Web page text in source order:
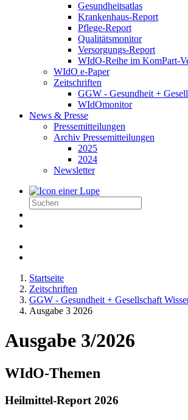
Gesundheitsatlas
Krankenhaus-Report
Pflege-Report
Qualitätsmonitor
Versorgungs-Report
WIdO-Reihe im KomPart-
WIdO e-Paper
Zeitschriften
GGW - Gesundheit +
WIdOmonitor
News & Presse
Pressemitteilungen
Archiv Pressemitteilungen
2025
2024
Newsletter
Startseite
Zeitschriften
GGW - Gesundheit + Gesellschaft
Ausgabe 3 2026
Ausgabe 3/2026
WIdO-Themen
Heilmittel-Report 2026